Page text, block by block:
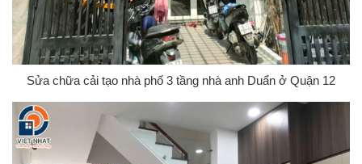
Sửa chữa cải tạo nhà phố 3 tầng nhà anh Duẩn ở Quận 12